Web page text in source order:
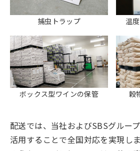
捕虫トラップ 温
ボックス型ワインの保管 穀
配送では、当社およびSBSグルー
活用することで全国対応を実現し